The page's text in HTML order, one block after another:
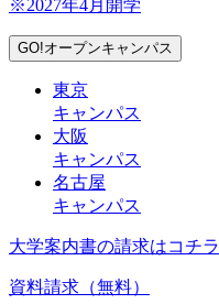
※2027年4月開学
GO!オープンキャンパス
東京
キャンパス
大阪
キャンパス
名古屋
キャンパス
大学案内書の請求はコチラ
資料請求（無料）